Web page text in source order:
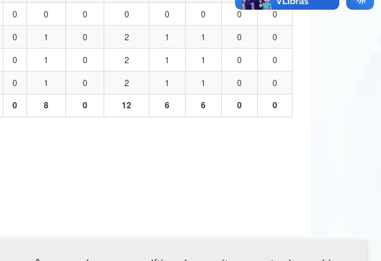
0 0 0 0 0 0 0
0
0 1 0 2 1 1 0
0
0 1 0 2 1 1 0
0
0 1 0 2 1 1 0
0
0 8 0 12 6 6 0 0